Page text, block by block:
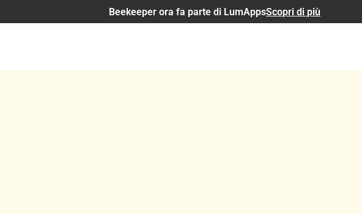
Beekeeper ora fa parte di LumAppsScopri di più